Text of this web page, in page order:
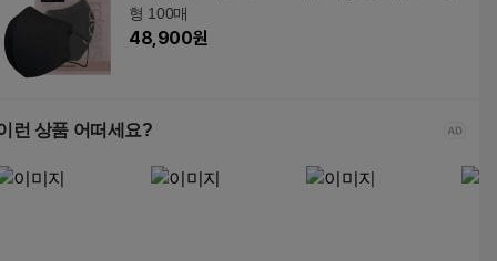
형 100매
48,900원
런 상품 어떠세요?